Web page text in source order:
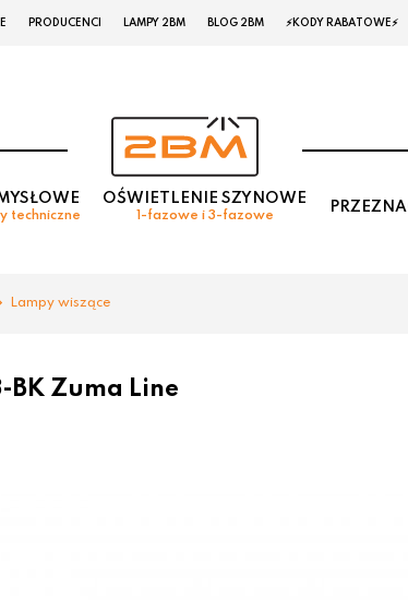
PRODUCENCI LAMPY 2BM BLOG 2BM ⚡KODY RABATOWE⚡
techniczne
OŚWIETLENIE SZYNOWE
1-fazowe i 3-fazowe
Lampy wiszące
BK Zuma Line